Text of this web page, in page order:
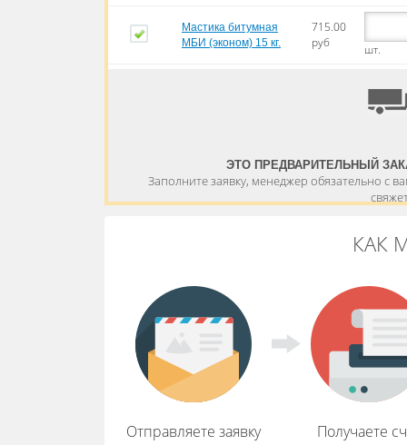
Мастика битумная
МБИ (эконом) 15 кг.
715.00
руб
шт.
ЭТО ПРЕДВАРИТЕЛЬНЫЙ
Заполните заявку, менеджер обязательно с
КАК
Отправляете заявку Получаете